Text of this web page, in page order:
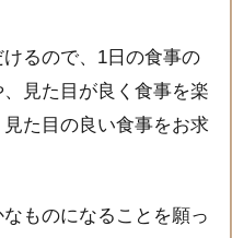
るので、1日の食事の
見た目が良く食事を楽
た目の良い食事をお求
ものになることを願っ